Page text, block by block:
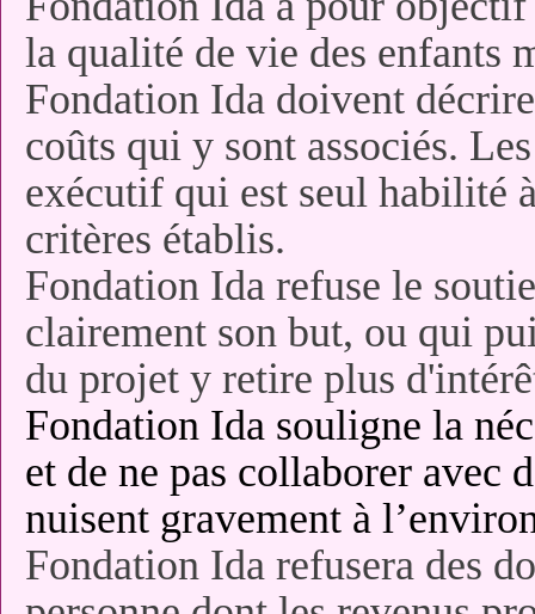
la qualité de vie des enfants
Fondation Ida doivent
coûts qui y sont associés.
exécutif qui est seul habilité
critères établis.
Fondation Ida refuse le
clairement son but, ou qui
du projet y retire plus
Fondation Ida souligne la
et de ne pas collaborer avec
nuisent gravement à
Fondation Ida refusera des